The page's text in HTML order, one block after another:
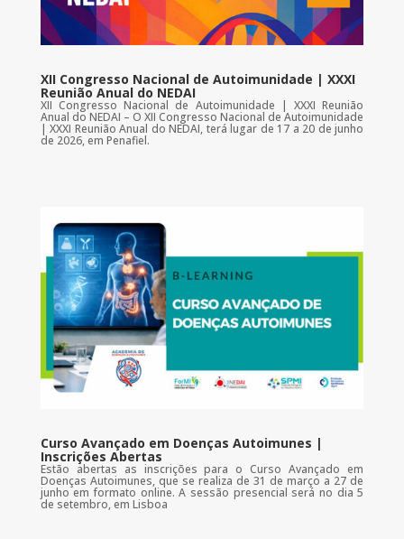
XII Congresso Nacional de Autoimunidade | XXXI
Reunião Anual do NEDAI
XII Congresso Nacional de Autoimunidade | XXXI Reunião
Anual do NEDAI – O XII Congresso Nacional de Autoimunidade
| XXXI Reunião Anual do NEDAI, terá lugar de 17 a 20 de junho
de 2026, em Penafiel.
Curso Avançado em Doenças Autoimunes |
Inscrições Abertas
Estão abertas as inscrições para o Curso Avançado em
Doenças Autoimunes, que se realiza de 31 de março a 27 de
junho em formato online. A sessão presencial será no dia 5
de setembro, em Lisboa